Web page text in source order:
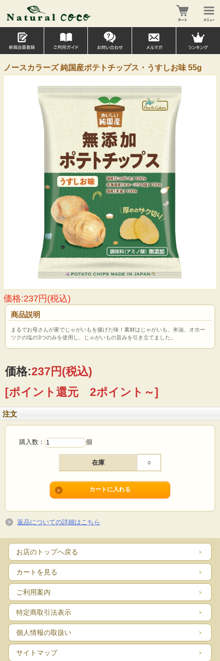
ノースカラーズ 純国産ポテトチップス・うすしお味 55g
価格:237円(税込)
商品説明
まるでお母さんが家でじゃがいもを揚げた味！素材はじゃがいも、米油、オホー
ツクの塩の3つのみを使用し、じゃがいもの旨みを引き立てました。
価格:237円(税込)
[ポイント還元 2ポイント～]
注文
購入数： 個
在庫 ○
返品についての詳細はこちら
お店のトップへ戻る
カートを見る
ご利用案内
特定商取引法表示
個人情報の取扱い
サイトマップ